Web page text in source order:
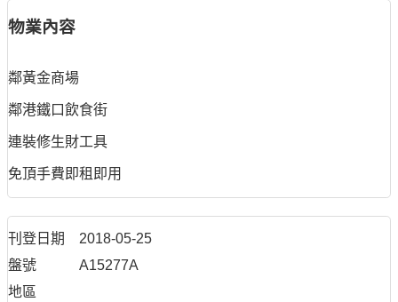
物業內容
鄰黃金商場
鄰港鐵口飲食街
連裝修生財工具
免頂手費即租即用
刊登日期
2018-05-25
盤號
A15277A
地區